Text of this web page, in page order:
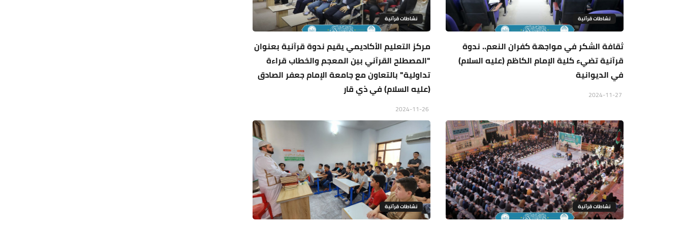
نشاطات قرآنية
ثقافة الشكر في مواجهة كفران النعم.. ندوة
قرآنية تضيء كلية الإمام الكاظم (عليه السلام)
في الديوانية
نشاطات قرآنية
مركز التعليم الأكاديمي يقيم ندوة قرآنية بعنوان
"المصطلح القرآني بين المعجم والخطاب قراءة
تداولية" بالتعاون مع جامعة الإمام جعفر الصادق
(عليه السلام) في ذي قار
نشاطات قرآنية نشاطات قرآنية